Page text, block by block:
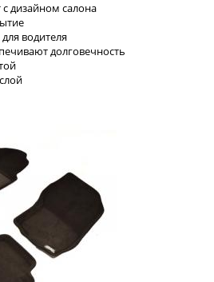
дизайном салона
водителя
долговечность